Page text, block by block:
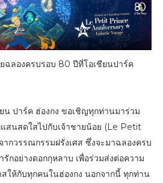
ฉลองครบรอบ 80 ปีที่โอเชียนปาร์ค
น ปาร์ค ฮ่องกง ขอเชิญทุกท่านมาร่วม
สนสดใสไปกับเจ้าชายน้อย (Le Petit
กวรรณกรรมฝรั่งเศส ซึ่งจะมาฉลองครบ
กอย่างดอกกุหลาบ เพื่อร่วมส่งต่อความ
ให้กับทุกคนในฮ่องกง นอกจากนี้ ทุกท่าน